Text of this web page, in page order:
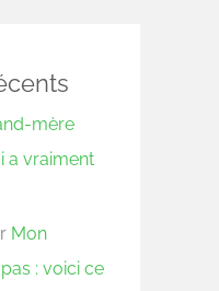
mère
a vraiment
Mon
: voici ce